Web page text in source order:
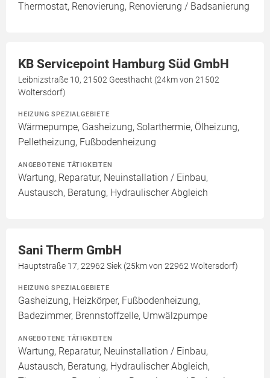
Thermostat, Renovierung, Renovierung / Badsanierung
KB Servicepoint Hamburg Süd GmbH
Leibnizstraße 10, 21502 Geesthacht (24km von 21502
Woltersdorf)
HEIZUNG SPEZIALGEBIETE
Wärmepumpe, Gasheizung, Solarthermie, Ölheizung,
Pelletheizung, Fußbodenheizung
ANGEBOTENE TÄTIGKEITEN
Wartung, Reparatur, Neuinstallation / Einbau,
Austausch, Beratung, Hydraulischer Abgleich
Sani Therm GmbH
Hauptstraße 17, 22962 Siek (25km von 22962 Woltersdorf)
HEIZUNG SPEZIALGEBIETE
Gasheizung, Heizkörper, Fußbodenheizung,
Badezimmer, Brennstoffzelle, Umwälzpumpe
ANGEBOTENE TÄTIGKEITEN
Wartung, Reparatur, Neuinstallation / Einbau,
Austausch, Beratung, Hydraulischer Abgleich,